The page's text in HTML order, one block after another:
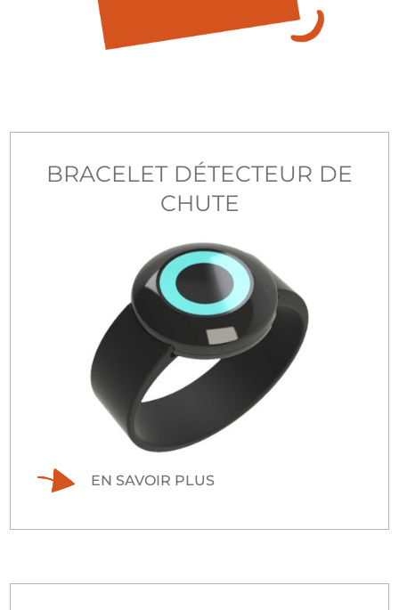
BRACELET DÉTECTEUR DE
CHUTE
EN SAVOIR PLUS